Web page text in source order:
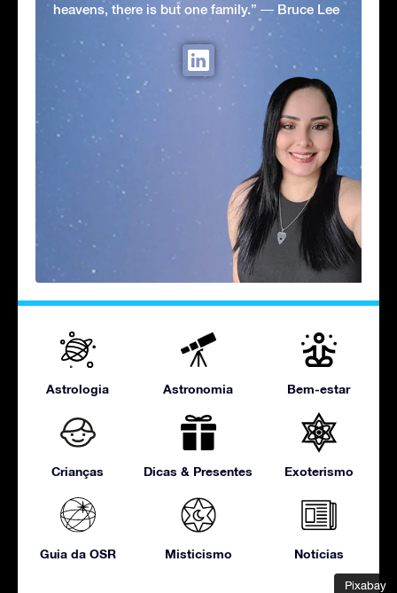
Pixabay
Pixabay
heavens, there is but one family.” ― Bruce Lee
Astrologia Astronomia Bem-estar
Crianças Dicas & Presentes Exoterismo
Guia da OSR Misticismo Notícias